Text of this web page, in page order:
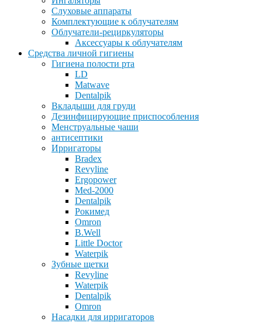
Слуховые аппараты
Комплектующие к облучателям
Облучатели-рециркуляторы
Аксессуары к облучателям
Средства личной гигиены
Гигиена полости рта
LD
Matwave
Dentalpik
Вкладыши для груди
Дезинфицирующие приспособления
Менструальные чаши
антисептики
Ирригаторы
Bradex
Revyline
Ergopower
Med-2000
Dentalpik
Рокимед
Omron
B.Well
Little Doctor
Waterpik
Зубные щетки
Revyline
Waterpik
Dentalpik
Omron
Насадки для ирригаторов